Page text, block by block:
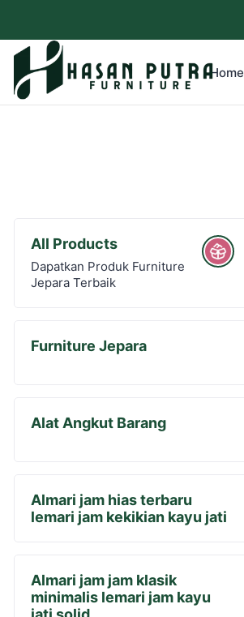
Home
All Products
Dapatkan Produk Furniture
Jepara Terbaik
Furniture Jepara
Alat Angkut Barang
Almari jam hias terbaru
lemari jam kekikian kayu jati
Almari jam jam klasik
minimalis lemari jam kayu